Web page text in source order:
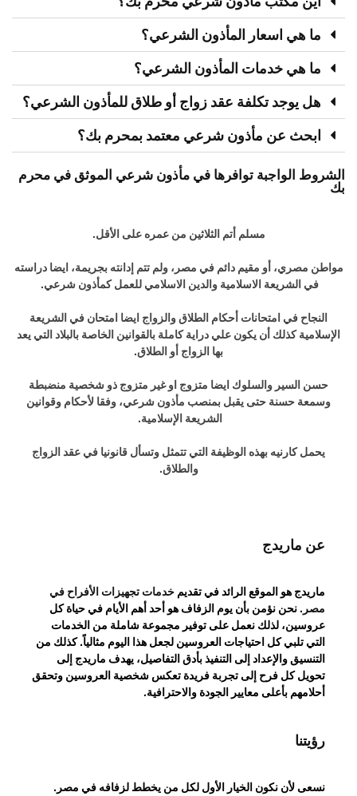
ما هي اسعار المأذون الشرعي؟
ما هي خدمات المأذون الشرعي؟
هل يوجد تكلفة عقد زواج أو طلاق للمأذون الشرعي؟
ابحث عن مأذون شرعي معتمد بمحرم بك؟
الشروط الواجبة توافرها في مأذون شرعي الموثق في محرم
بك
مسلم أتم الثلاثين من عمره على الأقل.
مواطن مصري، أو مقيم دائم في مصر، ولم تتم إدانته بجريمة، ايضا دراسته
في الشريعة الاسلامية والدين الاسلامي للعمل كمأذون شرعي.
النجاح في امتحانات أحكام الطلاق والزواج ايضا امتحان في الشريعة
الإسلامية كذلك أن يكون علي دراية كاملة بالقوانين الخاصة بالبلاد التي يعد
بها الزواج أو الطلاق.
حسن السير والسلوك ايضا متزوج او غير متزوج ذو شخصية منضبطة
وسمعة حسنة حتى يقبل بمنصب مأذون شرعي، وفقا لأحكام وقوانين
الشريعة الإسلامية.
يحمل كارنيه بهذه الوظيفة التي تتمثل وتسأل قانونيا في عقد الزواج
والطلاق.
عن ماريدج
ماريدج هو الموقع الرائد في تقديم خدمات تجهيزات الأفراح في
مصر . نحن نؤمن بأن يوم الزفاف هو أحد أهم الأيام في حياة كل
عروسين، لذلك نعمل على توفير مجموعة شاملة من الخدمات
التي تلبي كل احتياجات العروسين لجعل هذا اليوم مثالياً. كذلك من
التنسيق والإعداد إلى التنفيذ بأدق التفاصيل، يهدف ماريدج إلى
تحويل كل فرح إلى تجربة فريدة تعكس شخصية العروسين وتحقق
أحلامهم بأعلى معايير الجودة والاحترافية.
رؤيتنا
نسعى لأن نكون الخيار الأول لكل من يخطط لزفافه في مصر.